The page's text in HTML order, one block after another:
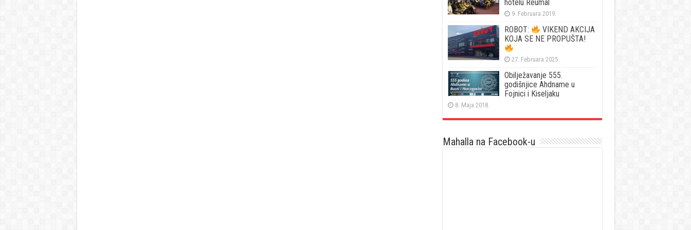
hotelu Reumal
9. Februara 2019.
ROBOT:
VIKEND AKCIJA
KOJA SE NE PROPUŠTA!
27. Februara 2025.
Obilježavanje 555.
godišnjice Ahdname u
Fojnici i Kiseljaku
8. Maja 2018.
Mahalla na Facebook-u